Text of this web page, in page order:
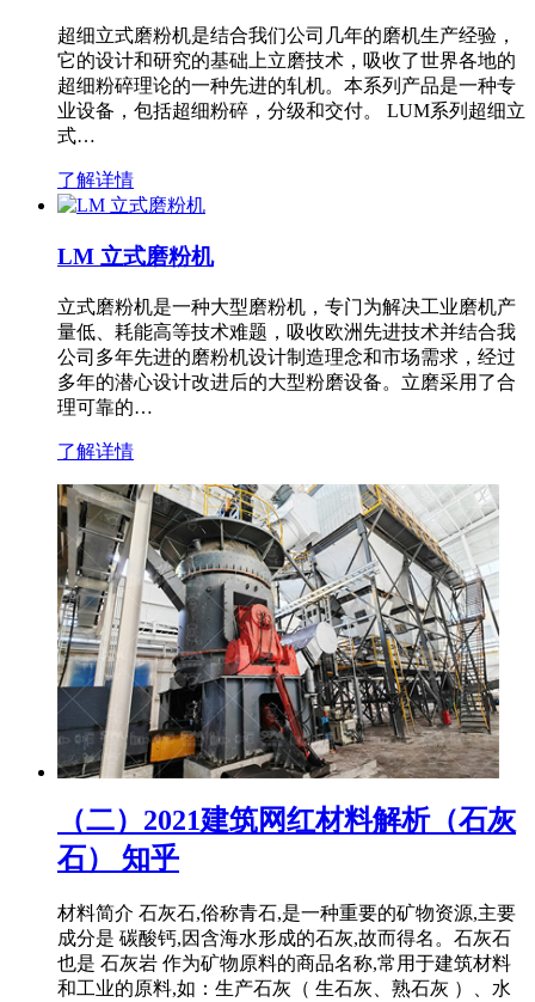
超细立式磨粉机是结合我们公司几年的磨机生产经验，
它的设计和研究的基础上立磨技术，吸收了世界各地的
超细粉碎理论的一种先进的轧机。本系列产品是一种专
业设备，包括超细粉碎，分级和交付。 LUM系列超细立
式…
了解详情
LM 立式磨粉机
立式磨粉机是一种大型磨粉机，专门为解决工业磨机产
量低、耗能高等技术难题，吸收欧洲先进技术并结合我
公司多年先进的磨粉机设计制造理念和市场需求，经过
多年的潜心设计改进后的大型粉磨设备。立磨采用了合
理可靠的…
了解详情
（二）2021建筑网红材料解析（石灰
石） 知乎
材料简介 石灰石,俗称青石,是一种重要的矿物资源,主要
成分是 碳酸钙,因含海水形成的石灰,故而得名。石灰石
也是 石灰岩 作为矿物原料的商品名称,常用于建筑材料
和工业的原料,如：生产石灰（ 生石灰、熟石灰 ）、水